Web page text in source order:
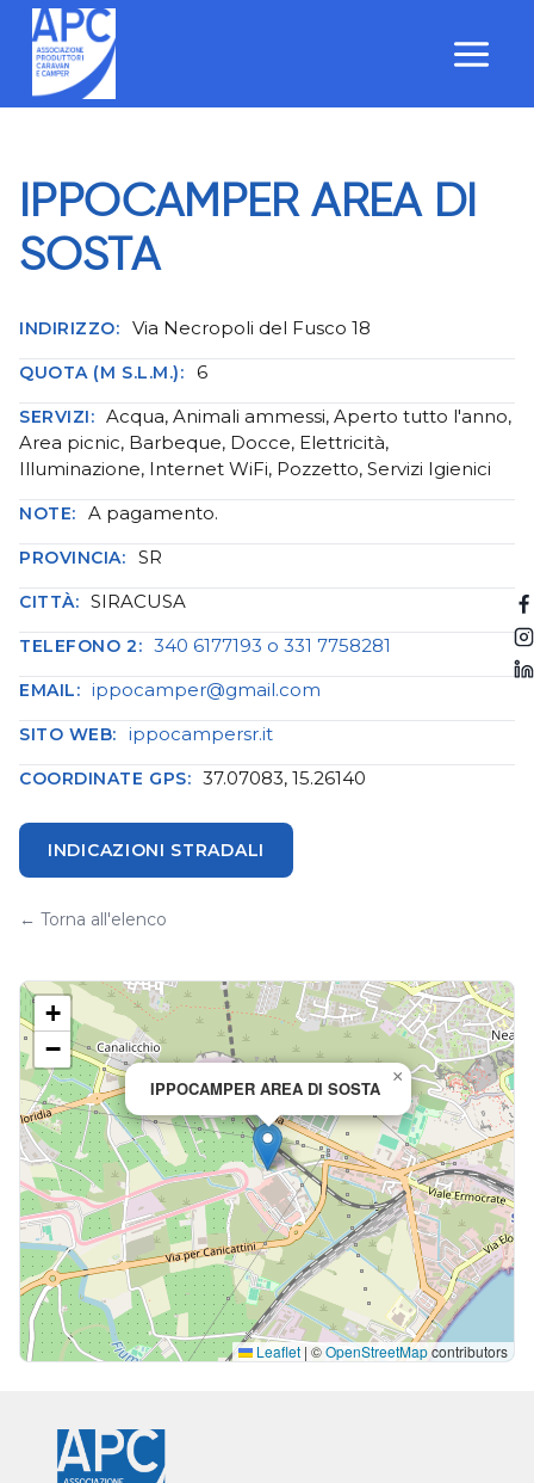
Salta
contenuto
IPPOCAMPER AREA DI
SOSTA
INDIRIZZO: Via Necropoli del Fusco 18
QUOTA (M S.L.M.): 6
SERVIZI: Acqua, Animali ammessi, Aperto tutto l'anno,
Area picnic, Barbeque, Docce, Elettricità,
Illuminazione, Internet WiFi, Pozzetto, Servizi Igienici
NOTE: A pagamento.
PROVINCIA: SR
CITTÀ: SIRACUSA
TELEFONO 2: 340 6177193 o 331 7758281
EMAIL: ippocamper@gmail.com
SITO WEB: ippocampersr.it
COORDINATE GPS: 37.07083, 15.26140
INDICAZIONI STRADALI
← Torna all'elenco
IPPOCAMPER AREA DI SOSTA
×
+
−
Leaflet | ©OpenStreetMapcontributors